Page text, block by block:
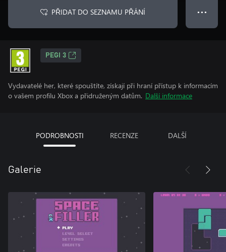
PŘIDAT DO SEZNAMU PŘÁNÍ ● ● ●
PEGI 3
Vydavatelé her, které spouštíte, získají při hraní přístup k informacím
o vašem profilu Xbox a přidruženým datům. Další informace
PODROBNOSTI RECENZE DALŠÍ
Galerie